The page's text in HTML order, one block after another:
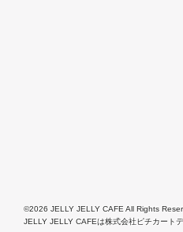
©2026 JELLY JELLY CAFE All Rights
JELLY JELLY CAFEは株式会社ピチカート